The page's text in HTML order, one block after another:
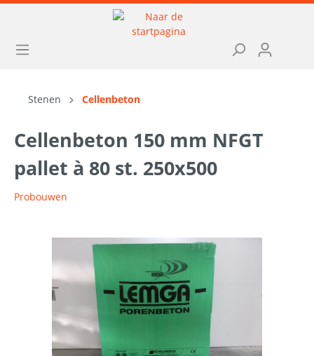
Stenen Cellenbeton
Cellenbeton 150 mm NFGT
pallet à 80 st. 250x500
Probouwen